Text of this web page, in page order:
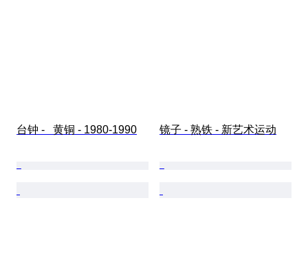
台钟 -   黄铜 - 1980-1990 镜子 - 熟铁 - 新艺术运动